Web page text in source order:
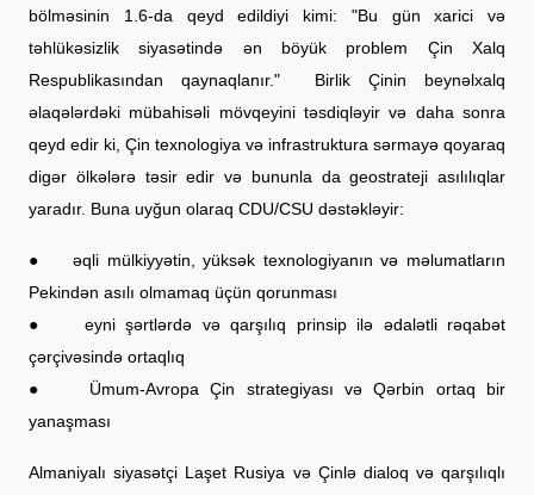
bölməsinin 1.6-da qeyd edildiyi kimi: "Bu gün xarici və
təhlükəsizlik siyasətində ən böyük problem Çin Xalq
Respublikasından qaynaqlanır." Birlik Çinin beynəlxalq
əlaqələrdəki mübahisəli mövqeyini təsdiqləyir və daha sonra
qeyd edir ki, Çin texnologiya və infrastruktura sərmayə qoyaraq
digər ölkələrə təsir edir və bununla da geostrateji asılılıqlar
yaradır. Buna uyğun olaraq CDU/CSU dəstəkləyir:
● əqli mülkiyyətin, yüksək texnologiyanın və məlumatların
Pekindən asılı olmamaq üçün qorunması
● eyni şərtlərdə və qarşılıq prinsip ilə ədalətli rəqabət
çərçivəsində ortaqlıq
● Ümum-Avropa Çin strategiyası və Qərbin ortaq bir
yanaşması
Almaniyalı siyasətçi Laşet Rusiya və Çinlə dialoq və qarşılıqlı